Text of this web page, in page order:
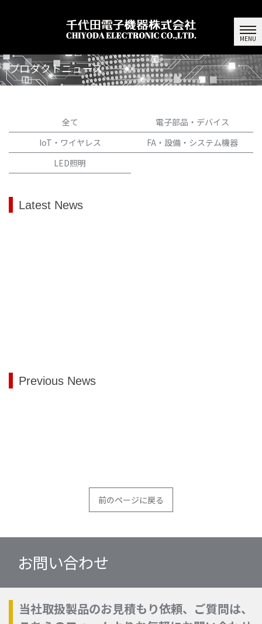
ホーム|製品情報|プロダクトニュース
プロダクトニュース
全て
電子部品・デバイス
IoT・ワイヤレス
FA・設備・システム機器
LED照明
Latest News
Previous News
前のページに戻る
お問い合わせ
当社取扱製品のお見積もり依頼、ご質問は、